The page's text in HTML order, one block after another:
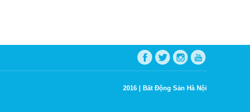
2016 | Bất Động Sản Hà Nội